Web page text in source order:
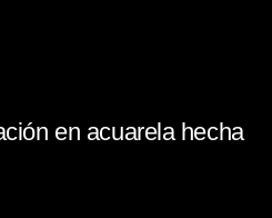
en acuarela hecha